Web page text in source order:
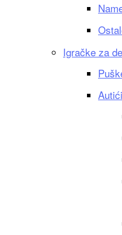
Igračke za